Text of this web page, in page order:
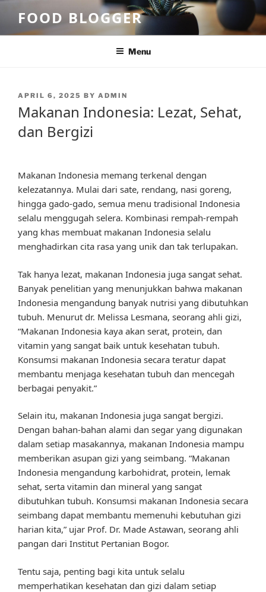
content
FOOD BLOGGER
Menu
POSTED
APRIL 6, 2025 BY ADMIN
Makanan Indonesia: Lezat, Sehat,
dan Bergizi
Makanan Indonesia memang terkenal dengan
kelezatannya. Mulai dari sate, rendang, nasi goreng,
hingga gado-gado, semua menu tradisional Indonesia
selalu menggugah selera. Kombinasi rempah-rempah
yang khas membuat makanan Indonesia selalu
menghadirkan cita rasa yang unik dan tak terlupakan.
Tak hanya lezat, makanan Indonesia juga sangat sehat.
Banyak penelitian yang menunjukkan bahwa makanan
Indonesia mengandung banyak nutrisi yang dibutuhkan
tubuh. Menurut dr. Melissa Lesmana, seorang ahli gizi,
“Makanan Indonesia kaya akan serat, protein, dan
vitamin yang sangat baik untuk kesehatan tubuh.
Konsumsi makanan Indonesia secara teratur dapat
membantu menjaga kesehatan tubuh dan mencegah
berbagai penyakit.”
Selain itu, makanan Indonesia juga sangat bergizi.
Dengan bahan-bahan alami dan segar yang digunakan
dalam setiap masakannya, makanan Indonesia mampu
memberikan asupan gizi yang seimbang. “Makanan
Indonesia mengandung karbohidrat, protein, lemak
sehat, serta vitamin dan mineral yang sangat
dibutuhkan tubuh. Konsumsi makanan Indonesia secara
seimbang dapat membantu memenuhi kebutuhan gizi
harian kita,” ujar Prof. Dr. Made Astawan, seorang ahli
pangan dari Institut Pertanian Bogor.
Tentu saja, penting bagi kita untuk selalu
memperhatikan kesehatan dan gizi dalam setiap